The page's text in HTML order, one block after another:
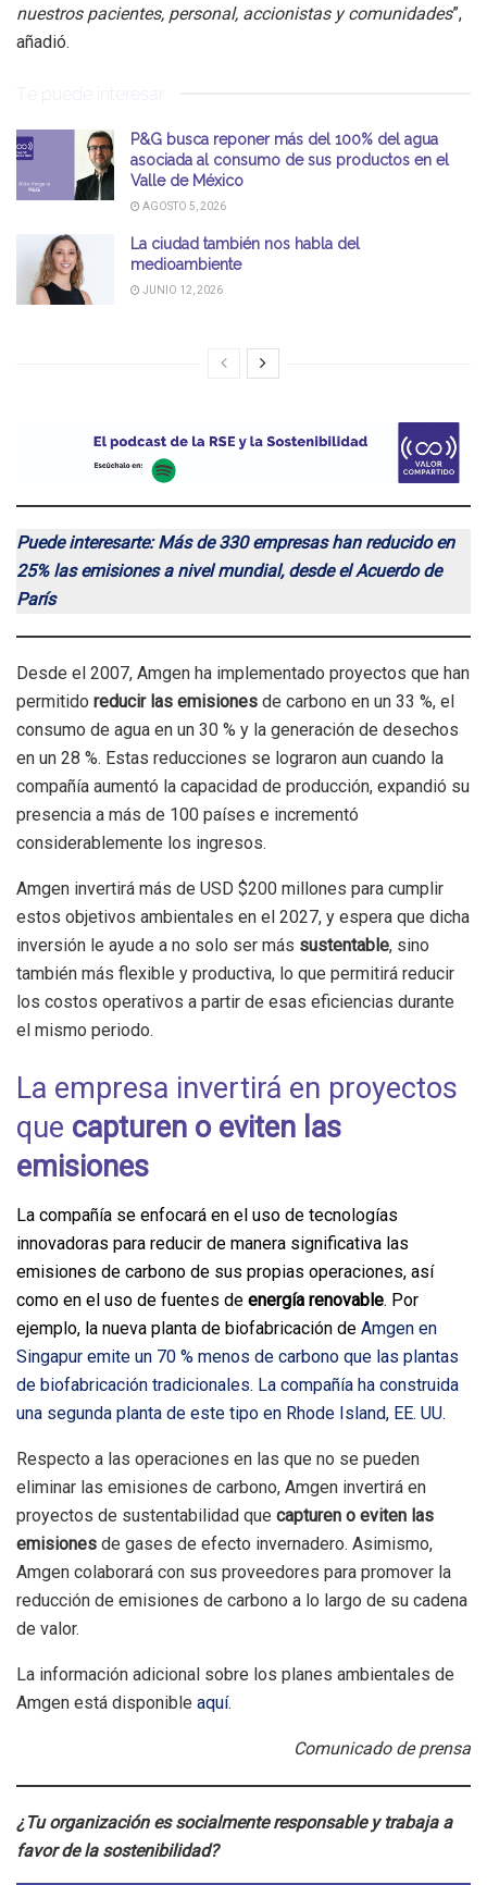
nuestros pacientes, personal, accionistas y comunidades”,
añadió.
Te puede interesar
P&G busca reponer más del 100% del agua
asociada al consumo de sus productos en el
Valle de México
AGOSTO 5, 2026
La ciudad también nos habla del
medioambiente
JUNIO 12, 2026
Puede interesarte: Más de 330 empresas han reducido en
25% las emisiones a nivel mundial, desde el Acuerdo de
París
Desde el 2007, Amgen ha implementado proyectos que han
permitido reducir las emisiones de carbono en un 33 %, el
consumo de agua en un 30 % y la generación de desechos
en un 28 %. Estas reducciones se lograron aun cuando la
compañía aumentó la capacidad de producción, expandió su
presencia a más de 100 países e incrementó
considerablemente los ingresos.
Amgen invertirá más de USD $200 millones para cumplir
estos objetivos ambientales en el 2027, y espera que dicha
inversión le ayude a no solo ser más sustentable, sino
también más flexible y productiva, lo que permitirá reducir
los costos operativos a partir de esas eficiencias durante
el mismo periodo.
La empresa invertirá en proyectos
que capturen o eviten las
emisiones
La compañía se enfocará en el uso de tecnologías
innovadoras para reducir de manera significativa las
emisiones de carbono de sus propias operaciones, así
como en el uso de fuentes de energía renovable. Por
ejemplo, la nueva planta de biofabricación de Amgen en
Singapur emite un 70 % menos de carbono que las plantas
de biofabricación tradicionales. La compañía ha construida
una segunda planta de este tipo en Rhode Island, EE. UU.
Respecto a las operaciones en las que no se pueden
eliminar las emisiones de carbono, Amgen invertirá en
proyectos de sustentabilidad que capturen o eviten las
emisiones de gases de efecto invernadero. Asimismo,
Amgen colaborará con sus proveedores para promover la
reducción de emisiones de carbono a lo largo de su cadena
de valor.
La información adicional sobre los planes ambientales de
Amgen está disponible aquí.
Comunicado de prensa
¿Tu organización es socialmente responsable y trabaja a
favor de la sostenibilidad?